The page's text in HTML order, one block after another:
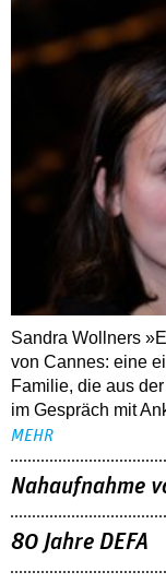
Sandra Wollners
von Cannes: eine
Familie, die aus
im Gespräch mit
MEHR
Nahaufnahme
80 Jahre DEFA